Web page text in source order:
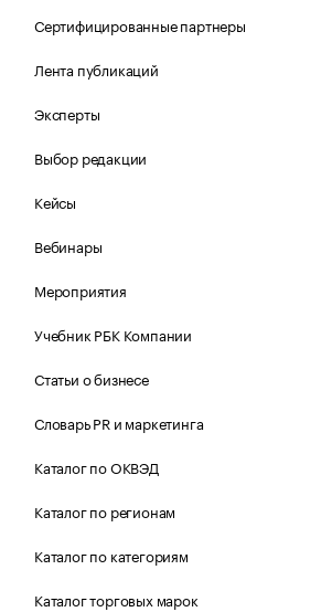
Сертифицированные партнеры
Лента публикаций
Эксперты
Выбор редакции
Кейсы
Вебинары
Мероприятия
Учебник РБК Компании
Статьи о бизнесе
Словарь PR и маркетинга
Каталог по ОКВЭД
Каталог по регионам
Каталог по категориям
Каталог торговых марок